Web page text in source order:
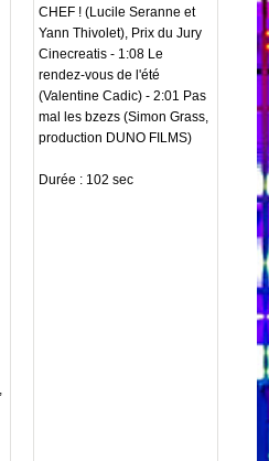
CHEF ! (Lucile Seranne et
Yann Thivolet), Prix du Jury
Cinecreatis - 1:08 Le
rendez-vous de l'été
(Valentine Cadic) - 2:01 Pas
mal les bzezs (Simon Grass,
production DUNO FILMS)
Durée : 102 sec